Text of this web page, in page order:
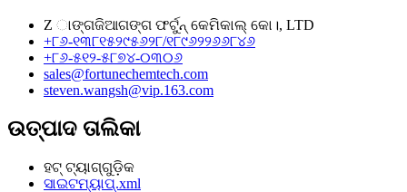
Z ାଙ୍ଗଜିଆଗଙ୍ଗ ଫର୍ଟୁନ୍ କେମିକାଲ୍ କୋ।, LTD
+୮୬-୧୩୮୧୫୨୯୫୬୨୮/୧୮୯୬୨୨୬୬୮୪୬
+୮୬-୫୧୨-୫୮୭୪-୦୩୦୬
sales@fortunechemtech.com
steven.wangsh@vip.163.com
ଉତ୍ପାଦ ତାଲିକା
ହଟ୍ ଟ୍ୟାଗ୍‌ଗୁଡ଼ିକ
ସାଇଟମ୍ୟାପ୍.xml